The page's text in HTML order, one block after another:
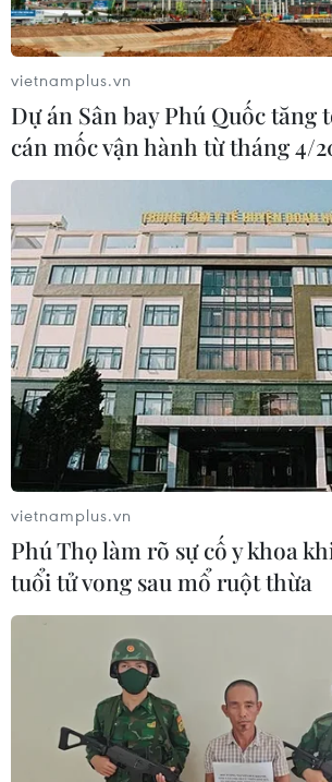
vietnamplus.vn
Dự án Sân bay Phú Quốc tăng
cán mốc vận hành từ tháng 4/
vietnamplus.vn
Phú Thọ làm rõ sự cố y khoa
tuổi tử vong sau mổ ruột thừa